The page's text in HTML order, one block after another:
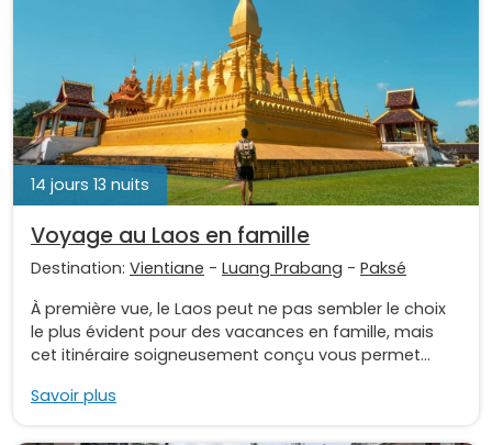
14 jours 13 nuits
Voyage au Laos en famille
Destination: Vientiane - Luang Prabang - Paksé
À première vue, le Laos peut ne pas sembler le choix
le plus évident pour des vacances en famille, mais
cet itinéraire soigneusement conçu vous permet...
Savoir plus